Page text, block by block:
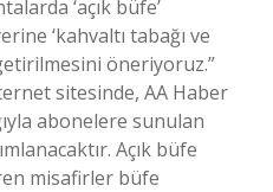
‘açık büfe’
‘kahvaltı tabağı ve
öneriyoruz.”
sitesinde, AA Haber
abonelere sunulan
Açık büfe
misafirler büfe